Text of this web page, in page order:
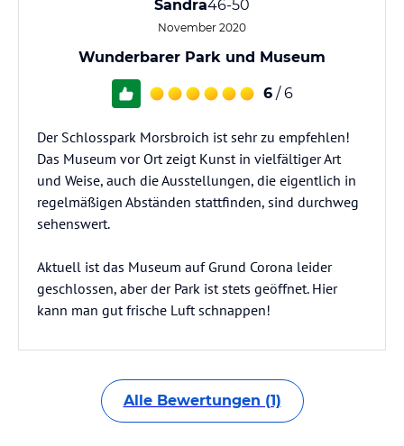
Sandra46-50
November 2020
Wunderbarer Park und Museum
6 / 6
Der Schlosspark Morsbroich ist sehr zu empfehlen!
Das Museum vor Ort zeigt Kunst in vielfältiger Art
und Weise, auch die Ausstellungen, die eigentlich in
regelmäßigen Abständen stattfinden, sind durchweg
sehenswert.
Aktuell ist das Museum auf Grund Corona leider
geschlossen, aber der Park ist stets geöffnet. Hier
kann man gut frische Luft schnappen!
Alle Bewertungen (1)